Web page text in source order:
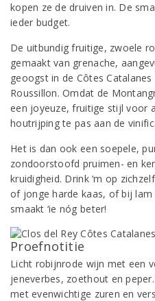
kopen ze de druiven in. De
ieder budget.
De uitbundig fruitige, zwoele
gemaakt van grenache,
geoogst in de Côtes
Roussillon. Omdat de
een joyeuze, fruitige stijl voor
houtrijping te pas aan de
Het is dan ook een soepele,
zondoorstoofd pruimen- en
kruidigheid. Drink ‘m op
of jonge harde kaas, of bij
smaakt ‘ie nóg beter!
Proefnotitie
Licht robijnrode wijn met een
jeneverbes, zoethout en
met evenwichtige zuren en